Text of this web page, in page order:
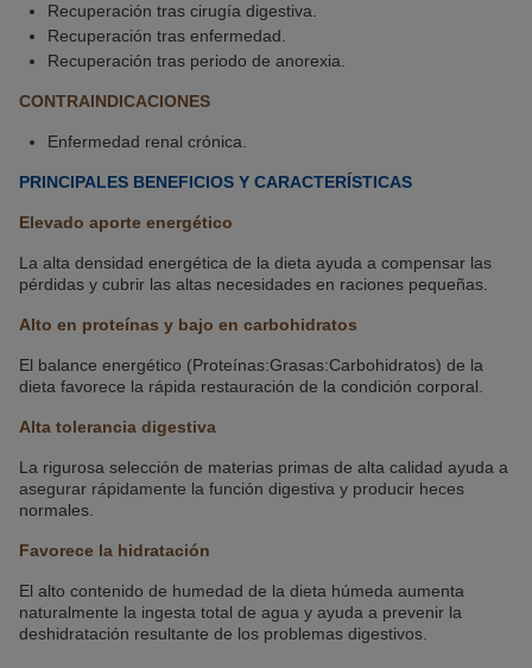
Recuperación tras cirugía digestiva.
Recuperación tras enfermedad.
Recuperación tras periodo de anorexia.
CONTRAINDICACIONES
Enfermedad renal crónica.
PRINCIPALES BENEFICIOS Y CARACTERÍSTICAS
Elevado aporte energético
La alta densidad energética de la dieta ayuda a compensar las
pérdidas y cubrir las altas necesidades en raciones pequeñas.
Alto en proteínas y bajo en carbohidratos
El balance energético (Proteínas:Grasas:Carbohidratos) de la
dieta favorece la rápida restauración de la condición corporal.
Alta tolerancia digestiva
La rigurosa selección de materias primas de alta calidad ayuda a
asegurar rápidamente la función digestiva y producir heces
normales.
Favorece la hidratación
El alto contenido de humedad de la dieta húmeda aumenta
naturalmente la ingesta total de agua y ayuda a prevenir la
deshidratación resultante de los problemas digestivos.